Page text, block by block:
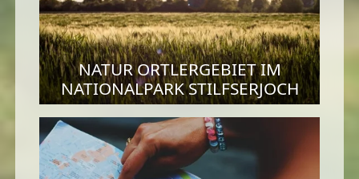
NATUR ORTLERGEBIET IM
NATIONALPARK STILFSERJOCH